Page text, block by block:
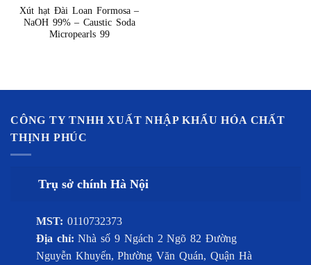
Xút hạt Đài Loan Formosa –
NaOH 99% – Caustic Soda
Micropearls 99
CÔNG TY TNHH XUẤT NHẬP KHẨU HÓA CHẤT
THỊNH PHÚC
Trụ sở chính Hà Nội
MST: 0110732373
Địa chỉ:Nhà số 9 Ngách 2 Ngõ 82 Đường
Nguyễn Khuyến, Phường Văn Quán, Quận Hà